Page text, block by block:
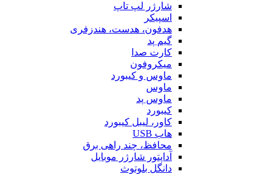
شارژر لپ تاپ
اسپیکر
هدفون، هدست، هندزفری
گیم پد
کارت صدا
میکروفون
ماوس و کیبورد
ماوس
ماوس پد
کیبورد
کاور، لیبل کیبورد
هاب USB
محافظ، چند راهی برق
آداپتور شارژر موبایل
دانگل بلوتوث